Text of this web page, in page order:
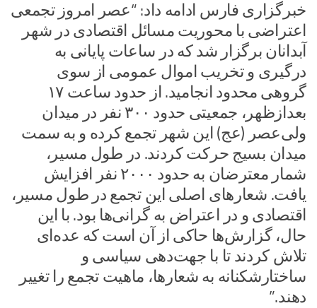
خبرگزاری فارس ادامه داد: “عصر امروز تجمعی
اعتراضی با محوریت مسائل اقتصادی در شهر
آبدانان برگزار شد که در ساعات پایانی به
درگیری و تخریب اموال عمومی از سوی
گروهی محدود انجامید. از حدود ساعت ۱۷
بعدازظهر، جمعیتی حدود ۳۰۰ نفر در میدان
ولی‌عصر (عج) این شهر تجمع کرده و به سمت
میدان بسیج حرکت کردند. در طول مسیر،
شمار معترضان به حدود ۲۰۰۰ نفر افزایش
یافت. شعارهای اصلی این تجمع در طول مسیر،
اقتصادی و در اعتراض به گرانی‌ها بود. با این
حال، گزارش‌ها حاکی از آن است که عده‌ای
تلاش کردند تا با جهت‌دهی سیاسی و
ساختارشکنانه به شعارها، ماهیت تجمع را تغییر
دهند.”